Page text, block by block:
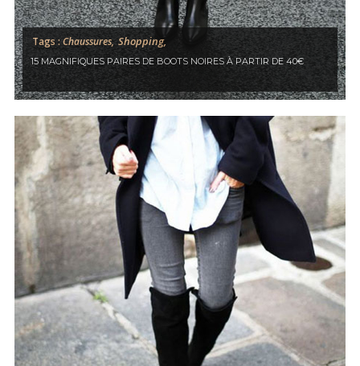
Tags : Chaussures, Shopping,
15 MAGNIFIQUES PAIRES DE BOOTS NOIRES À PARTIR DE 40€